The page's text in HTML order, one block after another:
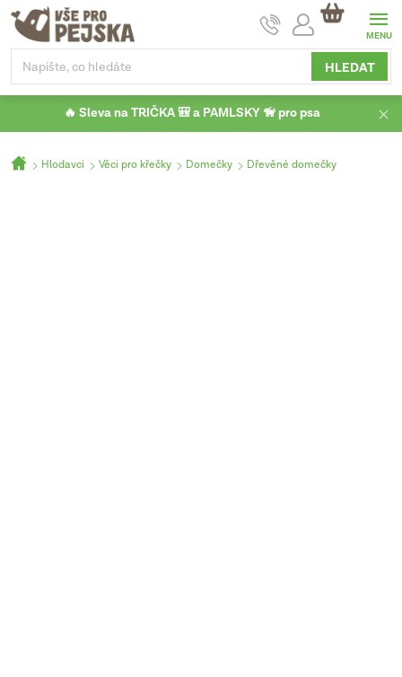
Přejít
obsah
HLEDAT
NÁKUPNÍ
KOŠÍK
🔥 Sleva na TRIČKA 🎒 a PAMLSKY 🦮 pro psa
Domů
Hlodavci Věci pro křečky Domečky Dřevěné domečky